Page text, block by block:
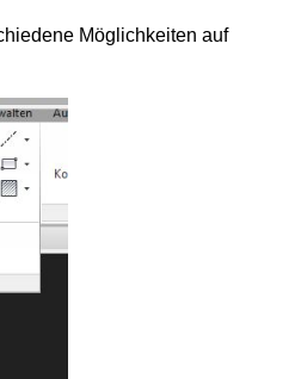
Möglichkeiten auf